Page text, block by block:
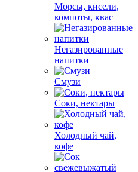
Морсы, кисели,
компоты, квас
Негазированные
напитки
Смузи
Соки, нектары
Холодный чай,
кофе